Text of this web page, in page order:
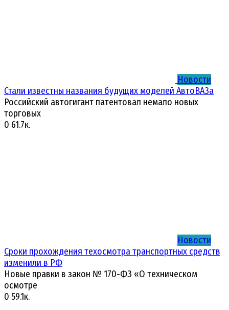
Новости
Стали известны названия будущих моделей АвтоВАЗа
Российский автогигант патентовал немало новых
торговых
0 61.7к.
Новости
Сроки прохождения техосмотра транспортных средств
изменили в РФ
Новые правки в закон № 170-ФЗ «О техническом
осмотре
0 59.1к.